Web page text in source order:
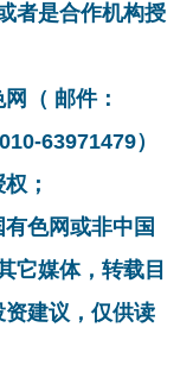
者是合作机构授
（ 邮件：
63971479）
；
色网或非中国
它媒体，转载目
建议，仅供读